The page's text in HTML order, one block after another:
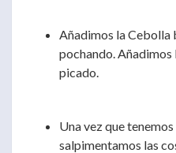
Añadimos la Cebolla
pochando. Añadimos
picado.
Una vez que
salpimentamos las